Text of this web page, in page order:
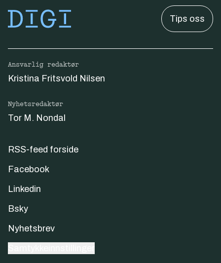
Tips oss
Ansvarlig redaktør
Kristina Fritsvold Nilsen
Nyhetsredaktør
Tor M. Nondal
RSS-feed forside
Facebook
Linkedin
Bsky
Nyhetsbrev